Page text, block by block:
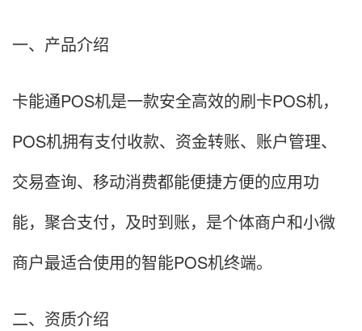
一、产品介绍
卡能通POS机是一款安全高效的刷卡POS机，
POS机拥有支付收款、资金转账、账户管理、
交易查询、移动消费都能便捷方便的应用功
能，聚合支付，及时到账，是个体商户和小微
商户最适合使用的智能POS机终端。
二、资质介绍